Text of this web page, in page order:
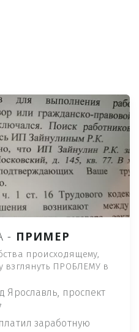
- ПРИМЕР
происходящему,
взглянуть ПРОБЛЕМУ в
Ярославль, проспект
заработную